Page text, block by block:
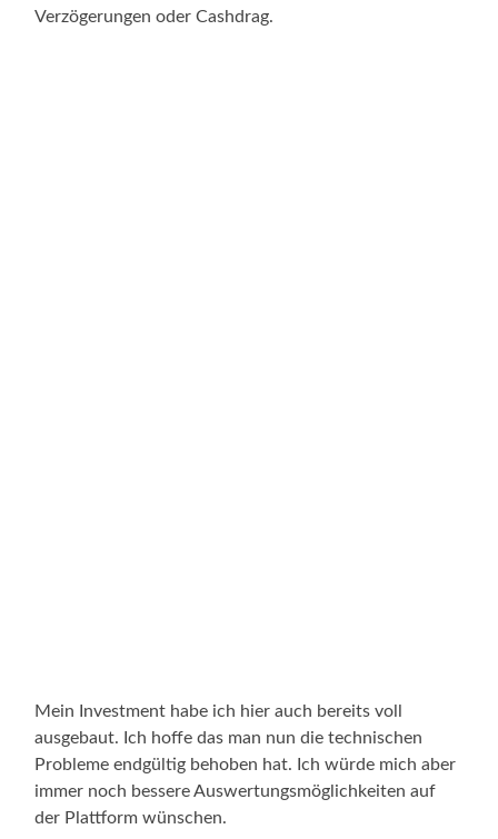
Verzögerungen oder Cashdrag.
Mein Investment habe ich hier auch bereits voll
ausgebaut. Ich hoffe das man nun die technischen
Probleme endgültig behoben hat. Ich würde mich aber
immer noch bessere Auswertungsmöglichkeiten auf
der Plattform wünschen.